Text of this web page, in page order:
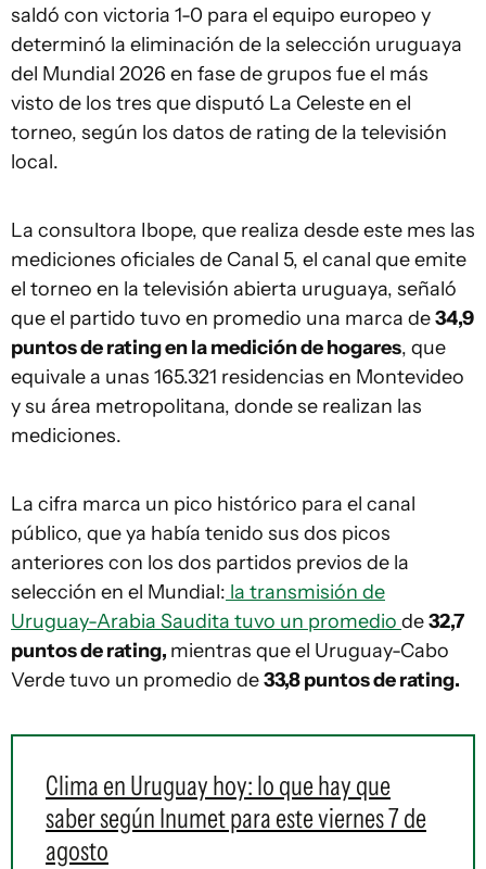
saldó con victoria 1-0 para el equipo europeo y
determinó la eliminación de la selección uruguaya
del Mundial 2026 en fase de grupos fue el más
visto de los tres que disputó La Celeste en el
torneo, según los datos de rating de la televisión
local.
La consultora Ibope, que realiza desde este mes las
mediciones oficiales de Canal 5, el canal que emite
el torneo en la televisión abierta uruguaya, señaló
que el partido tuvo en promedio una marca de34,9
puntos de rating en la medición de hogares, que
equivale a unas 165.321 residencias en Montevideo
y su área metropolitana, donde se realizan las
mediciones.
La cifra marca un pico histórico para el canal
público, que ya había tenido sus dos picos
anteriores con los dos partidos previos de la
selección en el Mundial: la transmisión de
Uruguay-Arabia Saudita tuvo un promedio de32,7
puntos de rating, mientras que el Uruguay-Cabo
Verde tuvo un promedio de33,8 puntos de rating.
Clima en Uruguay hoy: lo que hay que
saber según Inumet para este viernes 7 de
agosto